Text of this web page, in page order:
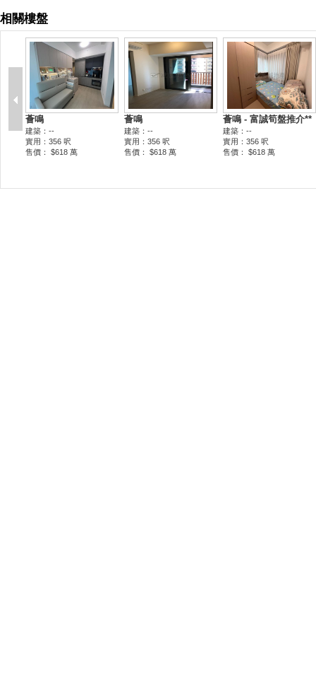
相關樓盤
薈鳴
建築：--
實用：356 呎
售價： $618 萬
薈鳴
建築：--
實用：356 呎
售價： $618 萬
薈鳴 - 富誠筍盤推介**
建築：--
實用：356 呎
售價： $618 萬